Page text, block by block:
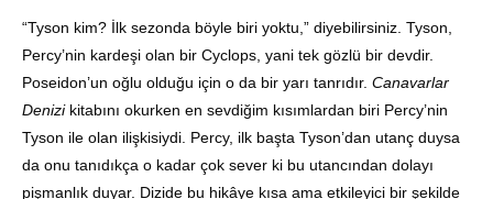
“Tyson kim? İlk sezonda böyle biri yoktu,” diyebilirsiniz. Tyson,
Percy’nin kardeşi olan bir Cyclops, yani tek gözlü bir devdir.
Poseidon’un oğlu olduğu için o da bir yarı tanrıdır. Canavarlar
Denizikitabını okurken en sevdiğim kısımlardan biri Percy’nin
Tyson ile olan ilişkisiydi Percy, ilk başta Tyson’dan utanç duysa
da onu tanıdıkça o kadar çok sever ki bu utancından dolayı
pişmanlık duyar. Dizide bu hikâye kısa ama etkileyici bir şekilde